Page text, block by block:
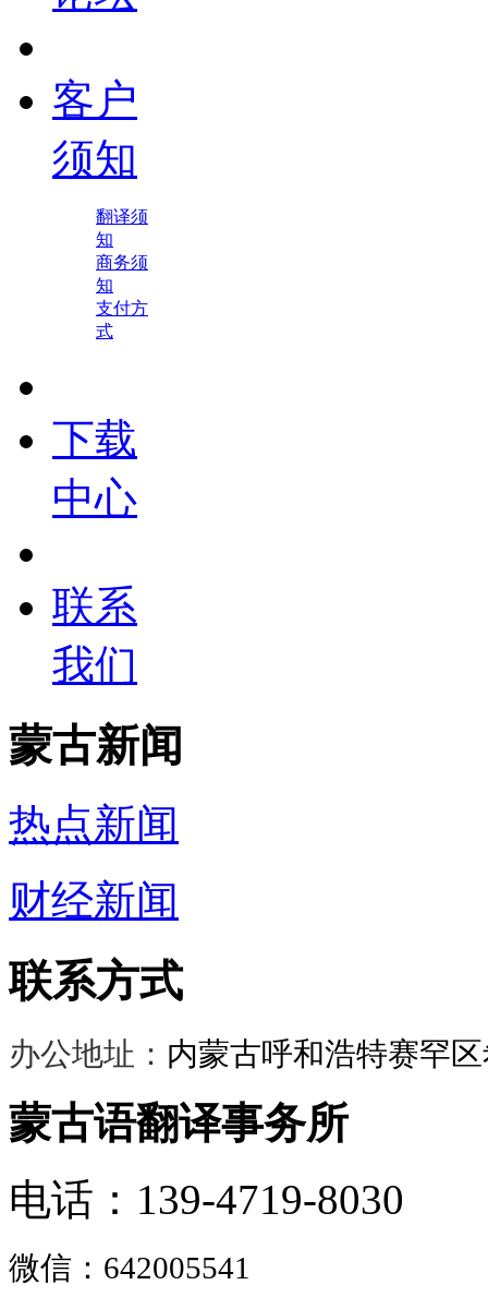
客户
须知
翻译须
知
商务须
知
支付方
式
下载
中心
联系
我们
蒙古新闻
热点新闻
财经新闻
联系方式
办公地址： 内蒙古呼和浩特赛罕
蒙古语翻译事务所
电话：139-4719-8030
微信： 642005541